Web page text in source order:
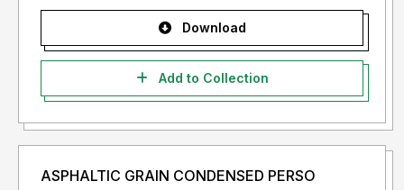
Download
Add to Collection
ASPHALTIC GRAIN CONDENSED PERSO